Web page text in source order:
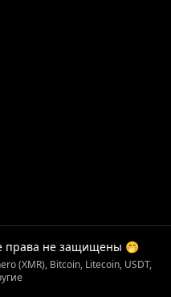
права не защищены 🤭
(XMR), Bitcoin, Litecoin, USDT,